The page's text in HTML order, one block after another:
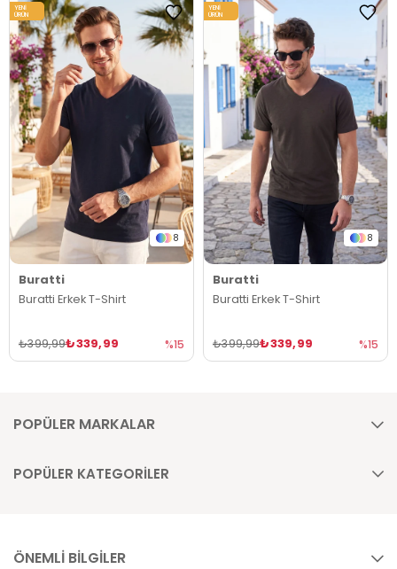
8
Buratti
Buratti Erkek T-Shirt
₺339,99
₺399,99 %15
YENI
ÜRÜN
8
Buratti
Buratti Erkek T-Shirt
₺339,99
₺399,99 %15
YENI
ÜRÜN
POPÜLER MARKALAR
POPÜLER KATEGORİLER
ÖNEMLİ BİLGİLER